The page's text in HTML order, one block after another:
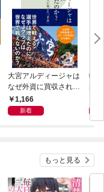
大宮アルディージャは
なぜ外資に買収された
のか？～日本サッカー
とスポーツビジネスに
1,166
新着
転
か
もっと見る